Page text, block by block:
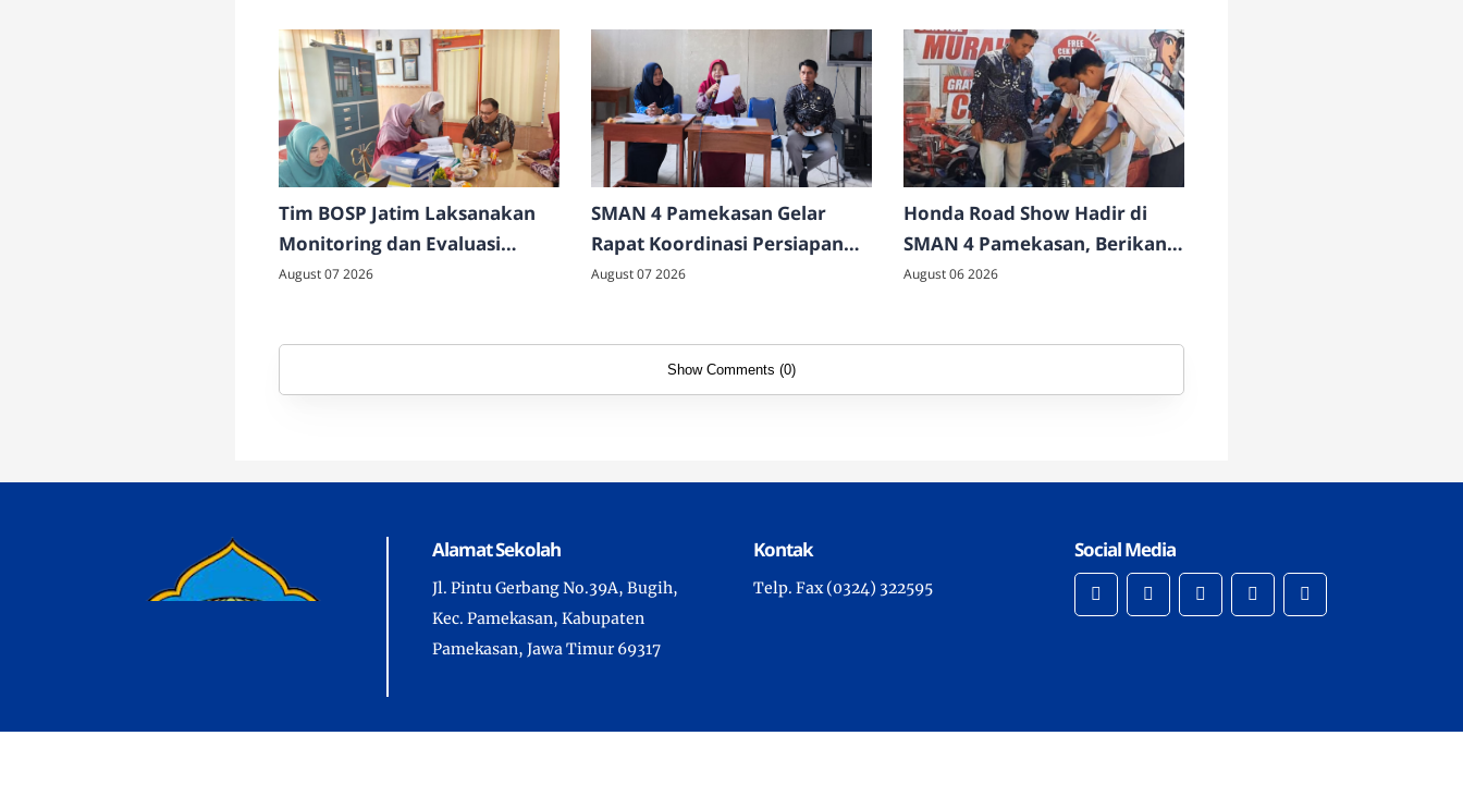
Tim BOSP Jatim Laksanakan
Monitoring dan Evaluasi
Penatausahaan Keuangan di
August 07 2026
SMAN 4 Pamekasan Gelar
Rapat Koordinasi Persiapan
Upacara HUT ke-81
August 07 2026
Honda Road Show Hadir di
SMAN 4 Pamekasan, Berikan
Layanan Servis dan Cek Motor
August 06 2026
Show Comments (0)
Alamat Sekolah
Jl. Pintu Gerbang No.39A, Bugih,
Kec. Pamekasan, Kabupaten
Pamekasan, Jawa Timur 69317
Kontak
Telp. Fax (0324) 322595
Social Media